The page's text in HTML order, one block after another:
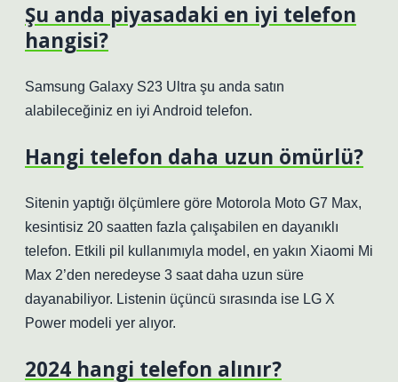
Şu anda piyasadaki en iyi telefon
hangisi?
Samsung Galaxy S23 Ultra şu anda satın
alabileceğiniz en iyi Android telefon.
Hangi telefon daha uzun ömürlü?
Sitenin yaptığı ölçümlere göre Motorola Moto G7 Max,
kesintisiz 20 saatten fazla çalışabilen en dayanıklı
telefon. Etkili pil kullanımıyla model, en yakın Xiaomi Mi
Max 2’den neredeyse 3 saat daha uzun süre
dayanabiliyor. Listenin üçüncü sırasında ise LG X
Power modeli yer alıyor.
2024 hangi telefon alınır?